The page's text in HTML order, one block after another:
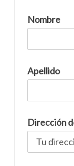
Nombre
Apellido
Dirección